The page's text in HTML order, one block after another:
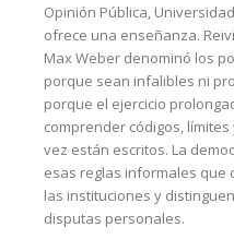
Opinión Pública,
ofrece una enseñanza.
Max Weber denominó los
porque sean infalibles ni
porque el ejercicio
comprender códigos,
vez están escritos. La
esas reglas informales que
las instituciones y
disputas personales.